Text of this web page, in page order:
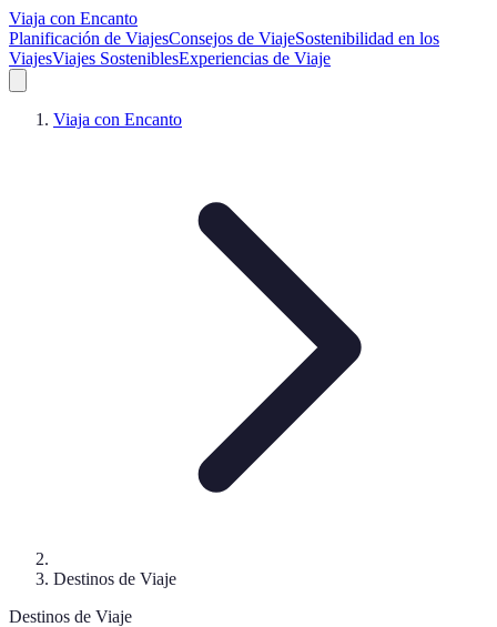
Viaja con Encanto
Planificación de ViajesConsejos de ViajeSostenibilidad en los
ViajesViajes SosteniblesExperiencias de Viaje
Viaja con Encanto
Destinos de Viaje
Destinos de Viaje